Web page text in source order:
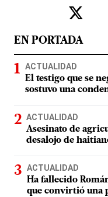
EN PORTADA
ACTUALIDAD
El testigo que se
sostuvo una
ACTUALIDAD
Asesinato de
desalojo de
ACTUALIDAD
Ha fallecido
que convirtió una